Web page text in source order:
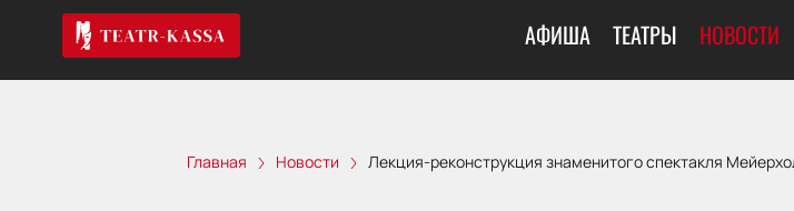
АФИША ТЕАТРЫ НОВОСТИ
Главная Новости Лекция-реконструкция знаменитого спектакля